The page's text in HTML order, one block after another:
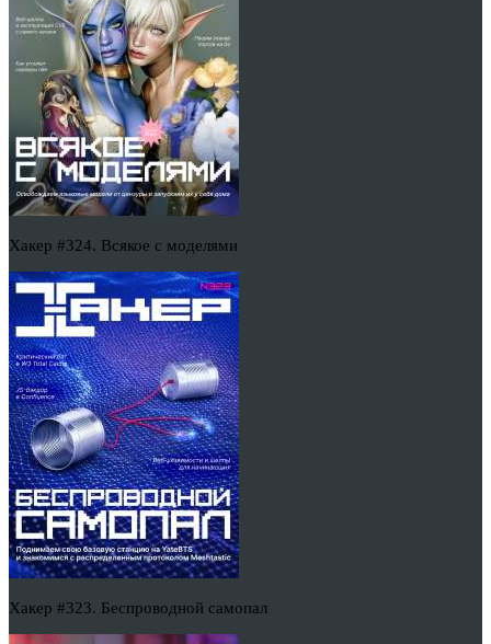
Хакер #324. Всякое с моделями
Хакер #323. Беспроводной самопал